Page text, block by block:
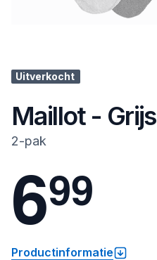
Uitverkocht
Maillot - Grijs
2-pak
699
Productinformatie